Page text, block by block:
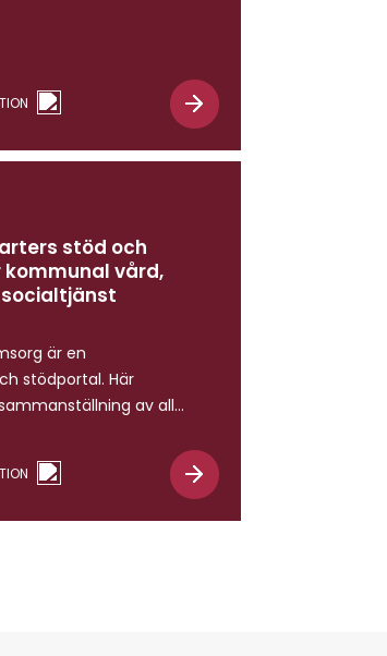
vi behöver
stöd och
vård,
är en
stödportal. Här
av alla
och
med stöd av